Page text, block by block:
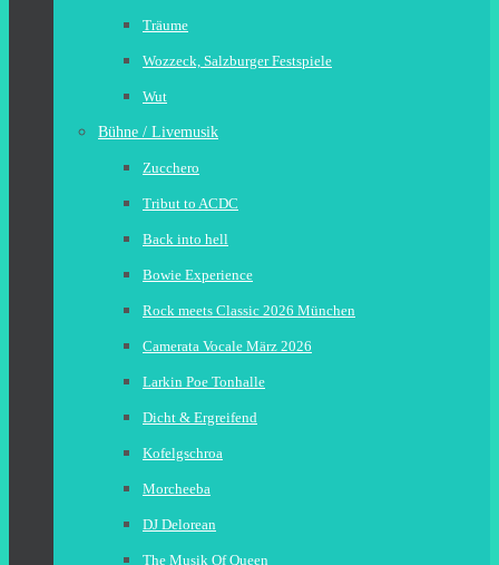
Träume
Wozzeck, Salzburger Festspiele
Wut
Bühne / Livemusik
Zucchero
Tribut to ACDC
Back into hell
Bowie Experience
Rock meets Classic 2026 München
Camerata Vocale März 2026
Larkin Poe Tonhalle
Dicht & Ergreifend
Kofelgschroa
Morcheeba
DJ Delorean
The Musik Of Queen